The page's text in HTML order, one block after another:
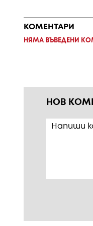
КОМЕНТАРИ
НЯМА ВЪВЕДЕНИ
НОВ